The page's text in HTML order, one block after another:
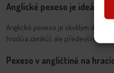
Anglické pexeso je ideální
Anglické pexeso je skvělým
hradů a zámků), ale především
Pexeso v angličtině na